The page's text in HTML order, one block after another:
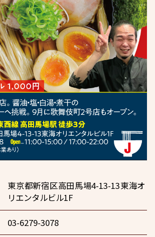
東京都新宿区高田馬場4-13-13東海オ
リエンタルビル1F
03-6279-3078